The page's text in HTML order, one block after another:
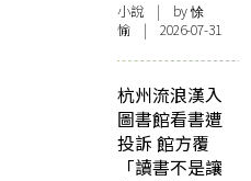
小說 | by 悇
愉 | 2026-07-31
杭州流浪漢入
圖書館看書遭
投訴 館方覆
「讀書不是讓